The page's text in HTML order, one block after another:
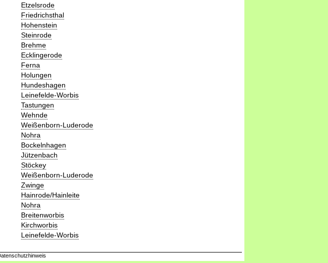
Etzelsrode
Friedrichsthal
Hohenstein
Steinrode
Brehme
Ecklingerode
Ferna
Holungen
Hundeshagen
Leinefelde-Worbis
Tastungen
Wehnde
Weißenborn-Luderode
Nohra
Bockelnhagen
Jützenbach
Stöckey
Weißenborn-Luderode
Zwinge
Hainrode/Hainleite
Nohra
Breitenworbis
Kirchworbis
Leinefelde-Worbis